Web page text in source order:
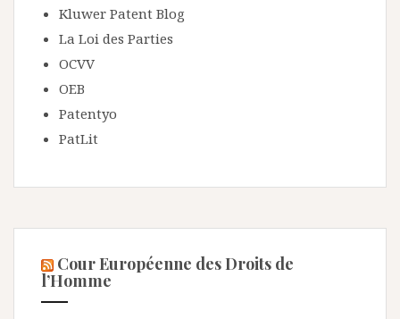
Kluwer Patent Blog
La Loi des Parties
OCVV
OEB
Patentyo
PatLit
Cour Européenne des Droits de
l’Homme